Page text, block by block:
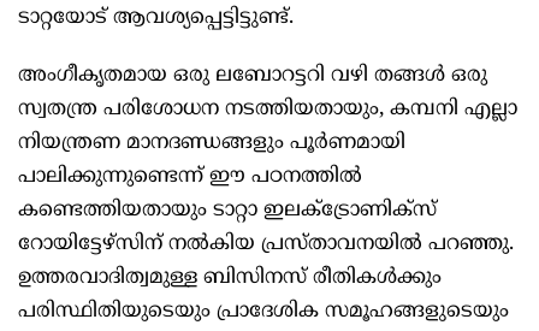
ടാറ്റയോട് ആവശ്യപ്പെട്ടിട്ടുണ്ട്.
അംഗീകൃതമായ ഒരു ലബോറട്ടറി വഴി തങ്ങള്‍ ഒരു
സ്വതന്ത്ര പരിശോധന നടത്തിയതായും, കമ്പനി എല്ലാ
നിയന്ത്രണ മാനദണ്ഡങ്ങളും പൂര്‍ണമായി
പാലിക്കുന്നുണ്ടെന്ന് ഈ പഠനത്തില്‍
കണ്ടെത്തിയതായും ടാറ്റാ ഇലക്‌ട്രോണിക്സ്
റോയിട്ടേഴ്സിന് നല്‍കിയ പ്രസ്താവനയില്‍ പറഞ്ഞു.
ഉത്തരവാദിത്വമുള്ള ബിസിനസ് രീതികള്‍ക്കും
പരിസ്ഥിതിയുടെയും പ്രാദേശിക സമൂഹങ്ങളുടെയും